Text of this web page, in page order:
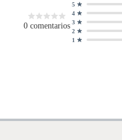
0 comentarios
1
2
3
4
5